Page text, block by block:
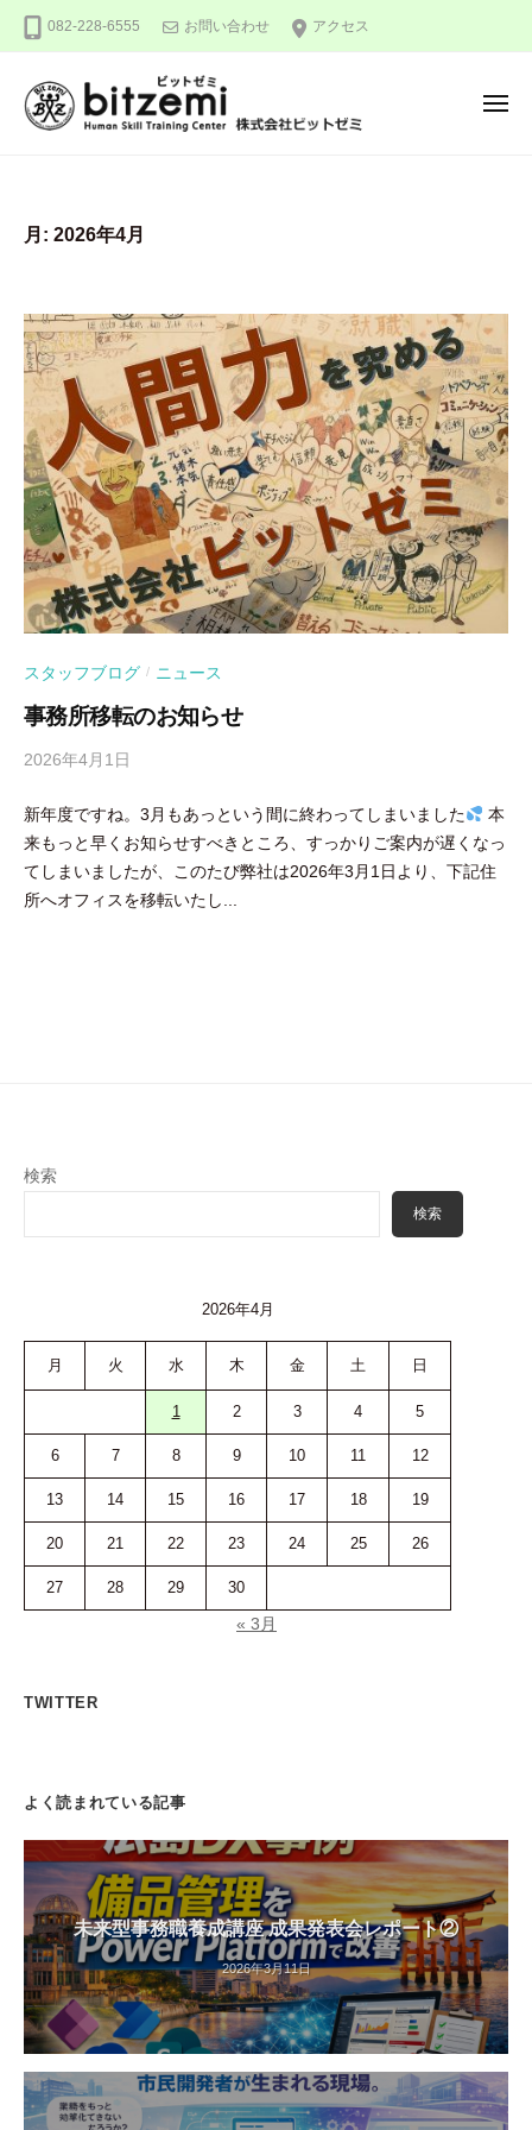
082-228-6555 お問い合わせ アクセス
社
ッ
ト
ゼ
ミ
を
る
！
メ
月: 2026年4月
スタッフブログ / ニュース
事務所移転のお知らせ
2026年4月1日
吉
田
豪
新年度ですね。3月もあっという間に終わってしまいました
本
来もっと早くお知らせすべきところ、すっかりご案内が遅くなっ
てしまいましたが、このたび弊社は2026年3月1日より、下記住
所へオフィスを移転いたし...
検索
検索
2026年4月
月 火 水 木 金 土 日
1 2 3 4 5
6 7 8 9 10 11 12
13 14 15 16 17 18 19
20 21 22 23 24 25 26
27 28 29 30
« 3月
TWITTER
よく読まれている記事
未来型事務職養成講座 成果発表会レポート②
2026年3月11日
会
社
ビ
ミ